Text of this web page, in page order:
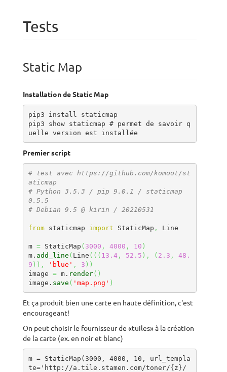
Tests
Static Map
Installation de Static Map
pip3 install staticmap
pip3 show staticmap # permet de savoir q
uelle version est installée
Premier script
# test avec https://github.com/komoot/st
aticmap
# Python 3.5.3 / pip 9.0.1 / staticmap
0.5.5
# Debian 9.5 @ kirin / 20210531
from staticmap import StaticMap , Line
m = StaticMap ( 3000 , 4000 , 10 )
m. add_line ( Line ( ( ( 13.4, 52.5 ) , ( 2.3 ,
48.
9 ) ) , 'blue' , 3 ) )
image = m. render( )
image. save ( 'map.png' )
Et ça produit bien une carte en haute définition, c'est
encourageant!
On peut choisir le fournisseur de «tuiles» à la création
de la carte (ex. en noir et blanc)
m = StaticMap(3000, 4000, 10, url_templa
te='http://a.tile.stamen.com/toner/{z}/